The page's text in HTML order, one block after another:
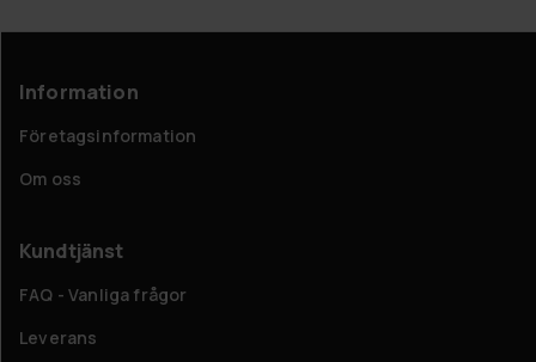
Information
Företagsinformation
Om oss
Kundtjänst
FAQ - Vanliga frågor
Leverans